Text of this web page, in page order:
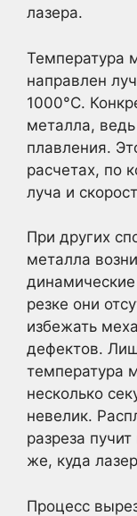
лазера.
Температура
направлен
1000°С.
металла,
плавления.
расчетах, по
луча и
При других
металла
резке они
избежать
дефектов.
температура
несколько
невелик.
разреза
же, куда
Процесс